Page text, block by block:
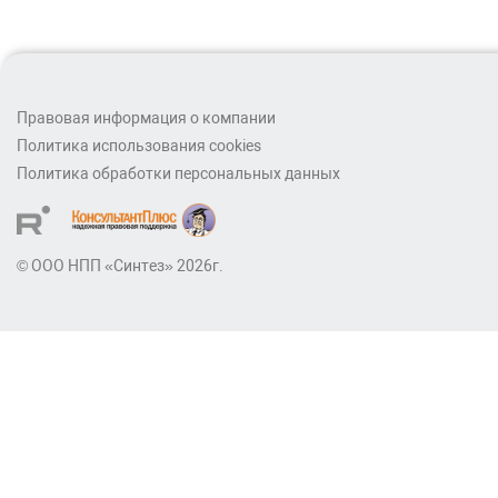
Правовая информация о компании
Политика использования cookies
Политика обработки персональных данных
© ООО НПП «Синтез» 2026г.